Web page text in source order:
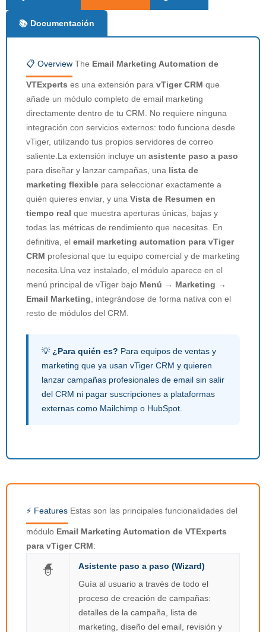
📚 Documentación
📋 Overview The Email Marketing Automation de
VTExperts es una extensión para vTiger CRM que
añade un módulo completo de email marketing
directamente dentro de tu CRM. No requiere ninguna
integración con servicios externos: todo funciona desde
vTiger, utilizando tus propios servidores de correo
saliente.La extensión incluye un asistente paso a paso
para diseñar y lanzar campañas, una lista de
marketing flexible para seleccionar exactamente a
quién quieres enviar, y una Vista de Resumen en
tiempo real que muestra aperturas únicas, bajas y
todas las métricas de rendimiento que necesitas. En
definitiva, el email marketing automation para vTiger
CRM profesional que tu equipo comercial y de marketing
necesita.Una vez instalado, el módulo aparece en el
menú principal de vTiger bajo Menú → Marketing →
Email Marketing , integrándose de forma nativa con el
resto de módulos del CRM.
💡 ¿Para quién es? Para equipos de ventas y
marketing que ya usan vTiger CRM y quieren
lanzar campañas profesionales de email sin salir
del CRM ni pagar suscripciones a plataformas
externas como Mailchimp o HubSpot.
⚡ Features Estas son las principales funcionalidades del
módulo Email Marketing Automation de VTExperts
para vTiger CRM:
🧙
Asistente paso a paso (Wizard)
Guía al usuario a través de todo el
proceso de creación de campañas:
detalles de la campaña, lista de
marketing, diseño del email, revisión y